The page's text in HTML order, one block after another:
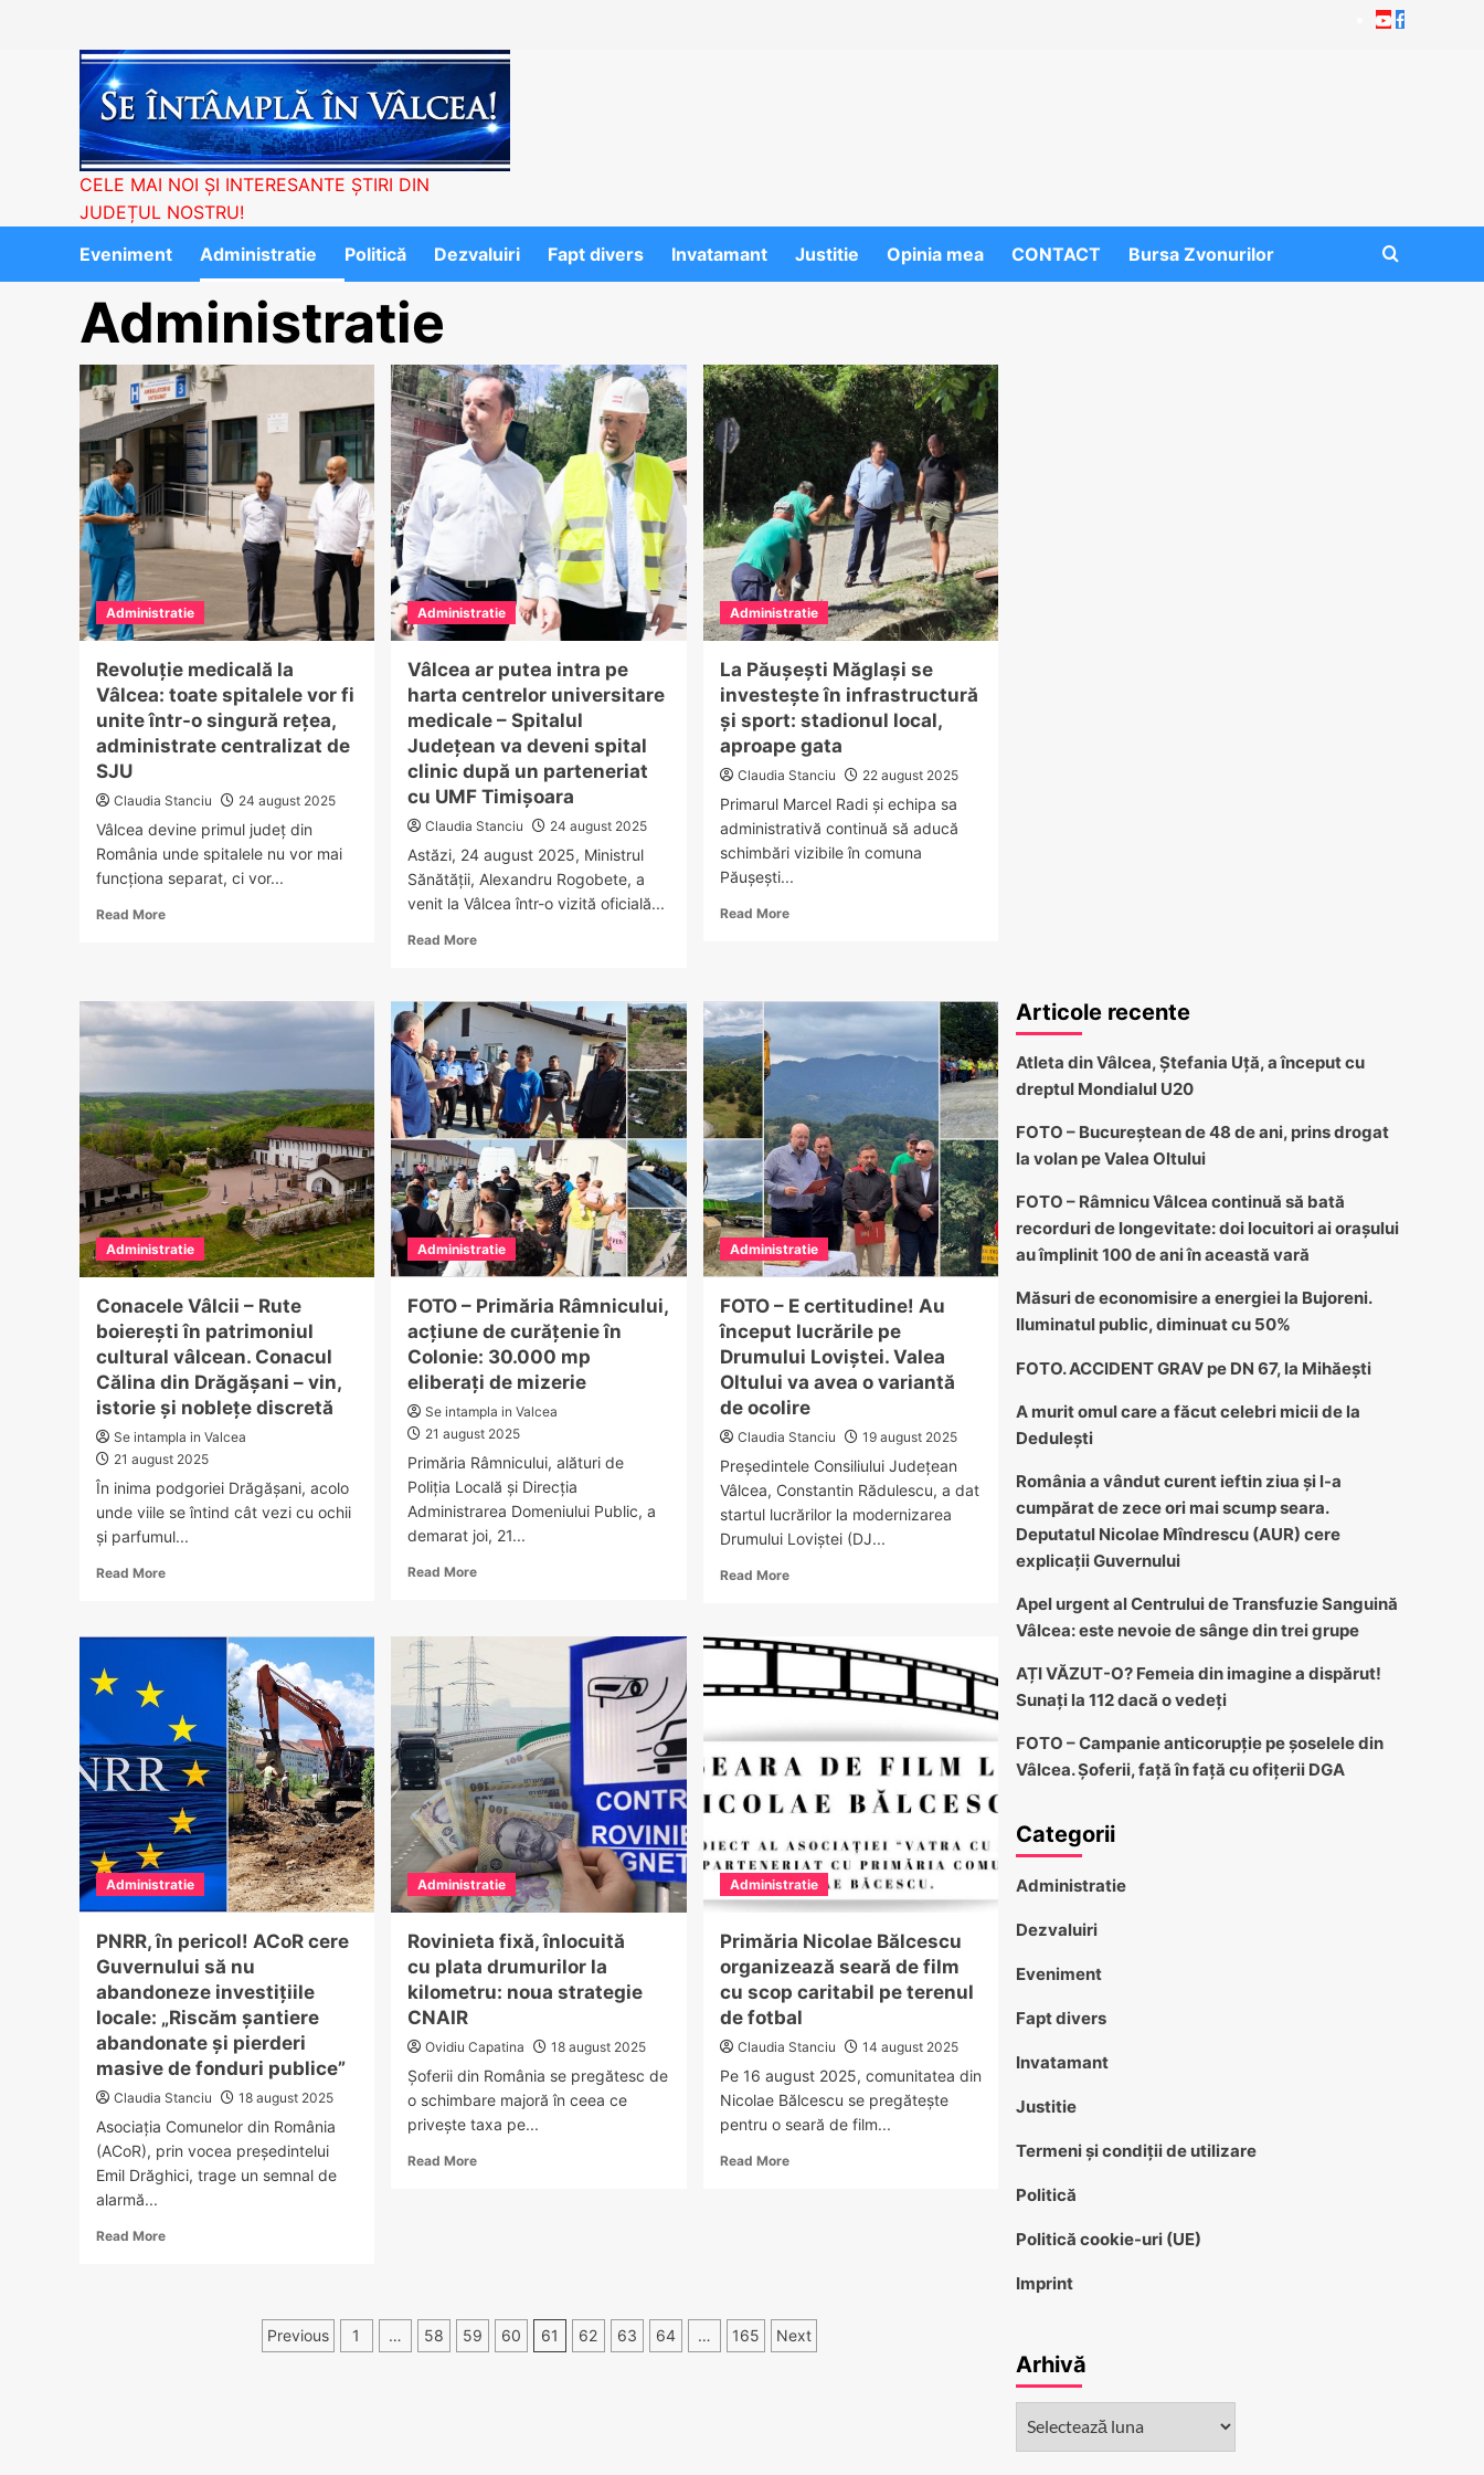
Youtube
Facebook
CELE MAI NOI ȘI INTERESANTE ȘTIRI DIN
JUDEȚUL NOSTRU!
Eveniment
Administratie Politică Dezvaluiri Fapt divers Invatamant Justitie Opinia mea CONTACT Bursa Zvonurilor
Administratie
Administratie
Revoluție medicală la
Vâlcea: toate spitalele vor fi
unite într-o singură rețea,
administrate centralizat de
SJU
Claudia Stanciu 24 august 2025
Vâlcea devine primul județ din
România unde spitalele nu vor mai
funcționa separat, ci vor...
Read MoreRead
Vâlcea:
toate
vor
fi
unite
într-
o
singură
rețea,
administrate
centralizat
SJU
Administratie
Vâlcea ar putea intra pe
harta centrelor universitare
medicale – Spitalul
Județean va deveni spital
clinic după un parteneriat
cu UMF Timișoara
Claudia Stanciu 24 august 2025
Astăzi, 24 august 2025, Ministrul
Sănătății, Alexandru Rogobete, a
venit la Vâlcea într-o vizită oficială...
Read MoreRead
Vâlcea
putea
intra
pe
harta
centrelor
universitare
medicale
–
Spitalul
Județean
va
deveni
clinic
după
un
parteneriat
UMF
Timișoara
Administratie
La Păușești Măglași se
investește în infrastructură
și sport: stadionul local,
aproape gata
Claudia Stanciu 22 august 2025
Primarul Marcel Radi și echipa sa
administrativă continuă să aducă
schimbări vizibile în comuna
Păușești...
Read MoreRead
Măglași
investește
infrastructură
și
sport:
stadionul
local,
aproape
gata
Administratie
Conacele Vâlcii – Rute
boierești în patrimoniul
cultural vâlcean. Conacul
Călina din Drăgășani – vin,
istorie și noblețe discretă
Se intampla in Valcea
21 august 2025
În inima podgoriei Drăgășani, acolo
unde viile se întind cât vezi cu ochii
și parfumul...
Read MoreRead
boierești
în
patrimoniul
cultural
vâlcean.
Conacul
Călina
din
Drăgășani
istorie
și
noblețe
discretă
Administratie
FOTO – Primăria Râmnicului,
acțiune de curățenie în
Colonie: 30.000 mp
eliberați de mizerie
Se intampla in Valcea
21 august 2025
Primăria Râmnicului, alături de
Poliția Locală și Direcția
Administrarea Domeniului Public, a
demarat joi, 21...
Read MoreRead
Râmnicului,
acțiune
de
curățenie
în
Colonie:
30.000
mp
eliberați
de
mizerie
Administratie
FOTO – E certitudine! Au
început lucrările pe
Drumului Loviștei. Valea
Oltului va avea o variantă
de ocolire
Claudia Stanciu 19 august 2025
Președintele Consiliului Județean
Vâlcea, Constantin Rădulescu, a dat
startul lucrărilor la modernizarea
Drumului Loviștei (DJ...
Read MoreRead
–
certitudine!
început
lucrările
pe
Drumului
Valea
Oltului
va
avea
variantă
de
ocolire
Administratie
PNRR, în pericol! ACoR cere
Guvernului să nu
abandoneze investițiile
locale: „Riscăm șantiere
abandonate și pierderi
masive de fonduri publice”
Claudia Stanciu 18 august 2025
Asociația Comunelor din România
(ACoR), prin vocea președintelui
Emil Drăghici, trage un semnal de
alarmă...
Read MoreRead
Administratie
Rovinieta fixă, înlocuită
cu plata drumurilor la
kilometru: noua strategie
CNAIR
Ovidiu Capatina 18 august 2025
Șoferii din România se pregătesc de
o schimbare majoră în ceea ce
privește taxa pe...
Read MoreRead
la
kilometru:
Administratie
Primăria Nicolae Bălcescu
organizează seară de film
cu scop caritabil pe terenul
de fotbal
Claudia Stanciu 14 august 2025
Pe 16 august 2025, comunitatea din
Nicolae Bălcescu se pregătește
pentru o seară de film...
Read MoreRead
de
film
Paginație
Previous 1 … 58 59 60 61 62 63 64 … 165 Next
Articole recente
Atleta din Vâlcea, Ștefania Uță, a început cu
dreptul Mondialul U20
FOTO – Bucureștean de 48 de ani, prins drogat
la volan pe Valea Oltului
FOTO – Râmnicu Vâlcea continuă să bată
recorduri de longevitate: doi locuitori ai orașului
au împlinit 100 de ani în această vară
Măsuri de economisire a energiei la Bujoreni.
Iluminatul public, diminuat cu 50%
FOTO. ACCIDENT GRAV pe DN 67, la Mihăești
A murit omul care a făcut celebri micii de la
Dedulești
România a vândut curent ieftin ziua și l-a
cumpărat de zece ori mai scump seara.
Deputatul Nicolae Mîndrescu (AUR) cere
explicații Guvernului
Apel urgent al Centrului de Transfuzie Sanguină
Vâlcea: este nevoie de sânge din trei grupe
AȚI VĂZUT-O? Femeia din imagine a dispărut!
Sunați la 112 dacă o vedeți
FOTO – Campanie anticorupție pe șoselele din
Vâlcea. Șoferii, față în față cu ofițerii DGA
Categorii
Administratie
Dezvaluiri
Eveniment
Fapt divers
Invatamant
Justitie
Termeni și condiții de utilizare
Politică
Politică cookie-uri (UE)
Imprint
Arhivă